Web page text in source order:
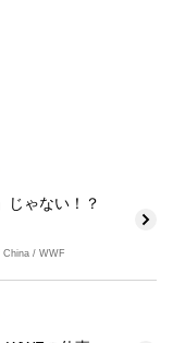
じゃない！？
China / WWF